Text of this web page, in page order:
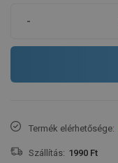
-
Termék elérhetősége:
Szállítás: 1990 Ft